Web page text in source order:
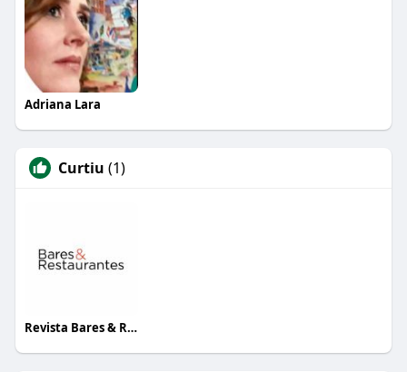
Adriana Lara
Curtiu (1)
Revista Bares & Restaurantes